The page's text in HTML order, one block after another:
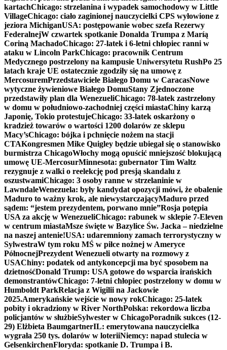
kartachChicago: strzelanina i wypadek samochodowy w Little
VillageChicago: ciało zaginionej nauczycielki CPS wyłowione z
jeziora MichiganUSA: postępowanie wobec szefa Rezerwy
FederalnejW czwartek spotkanie Donalda Trumpa z Maríą
Coriną MachadoChicago: 27-latek i 6-letni chłopiec ranni w
ataku w Lincoln ParkChicago: pracownik Centrum
Medycznego postrzelony na kampusie Uniwersytetu RushPo 25
latach kraje UE ostatecznie zgodziły się na umowę z
MercosuremPrzedstawiciele Białego Domu w CaracasNowe
wytyczne żywieniowe Białego DomuStany Zjednoczone
przedstawiły plan dla WenezueliChicago: 78-latek zastrzelony
w domu w południowo-zachodniej części miastaChiny karzą
Japonię, Tokio protestujeChicago: 33-latek oskarżony o
kradzież towarów o wartości 1200 dolarów ze sklepu
Macy’sChicago: bójka i pchnięcie nożem na stacji
CTAKongresmen Mike Quigley będzie ubiegał się o stanowisko
burmistrza ChicagoWłochy mogą opuścić mniejszość blokującą
umowę UE-MercosurMinnesota: gubernator Tim Waltz
rezygnuje z walki o reelekcję pod presją skandalu z
oszustwamiChicago: 3 osoby ranne w strzelaninie w
LawndaleWenezuela: były kandydat opozycji mówi, że obalenie
Maduro to ważny krok, ale niewystarczającyMaduro przed
sądem: “jestem prezydentem, porwano mnie”Rosja potępia
USA za akcję w WenezueliChicago: rabunek w sklepie 7-Eleven
w centrum miastaMsze święte w Bazylice Św. Jacka – niedzielne
na naszej antenie!USA: udaremniony zamach terrorystyczny w
SylwestraW tym roku MŚ w piłce nożnej w Ameryce
PółnocnejPrezydent Wenezueli otwarty na rozmowy z
USAChiny: podatek od antykoncepcji ma być sposobem na
dzietnośćDonald Trump: USA gotowe do wsparcia irańskich
demonstrantówChicago: 7-letni chłopiec postrzelony w domu w
Humboldt ParkRelacja z Wigilii na Jackowie
2025.Amerykańskie wejście w nowy rokChicago: 25-latek
pobity i okradziony w River NorthPolska: rekordowa liczba
policjantów w służbieSylwester w ChicagoPoradnik sukces (12-
29) Elżbieta BaumgartnerIL: emerytowana nauczycielka
wygrała 250 tys. dolarów w loteriiNiemcy: napad stulecia w
GelsenkirchenFloryda: spotkanie D. Trumpa i B.